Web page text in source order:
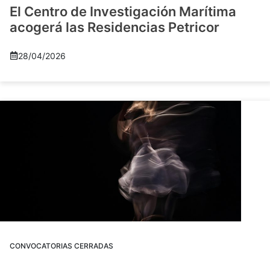
El Centro de Investigación Marítima
acogerá las Residencias Petricor
28/04/2026
CONVOCATORIAS CERRADAS